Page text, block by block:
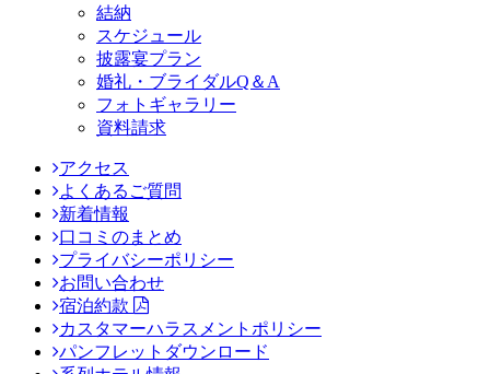
結納
スケジュール
披露宴プラン
婚礼・ブライダルQ＆A
フォトギャラリー
資料請求
アクセス
よくあるご質問
新着情報
口コミのまとめ
プライバシーポリシー
お問い合わせ
宿泊約款
カスタマーハラスメントポリシー
パンフレットダウンロード